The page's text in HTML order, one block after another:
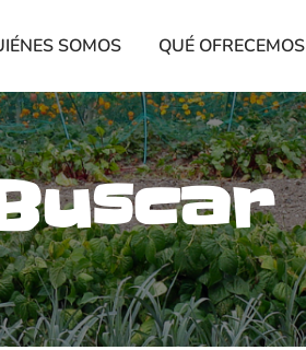
SOMOS QUÉ OFRECEMOS